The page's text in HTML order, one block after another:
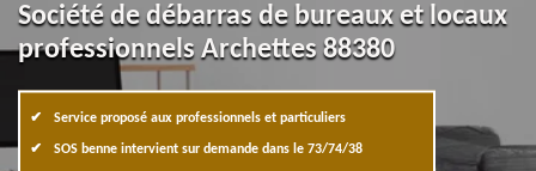
Société de débarras de bureaux et locaux
professionnels Archettes 88380
Service proposé aux professionnels et particuliers
SOS benne intervient sur demande dans le 73/74/38